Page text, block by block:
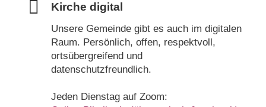
Kirche digital
Unsere Gemeinde gibt es auch im digitalen
Raum. Persönlich, offen, respektvoll,
ortsübergreifend und
datenschutzfreundlich.
Jeden Dienstag auf Zoom: